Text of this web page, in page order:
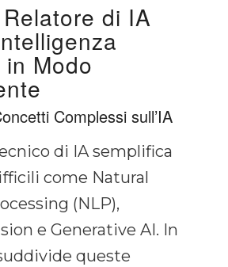
di IA
Modo
Complessi sull’IA
di IA semplifica
come Natural
(NLP),
e Generative AI. In
queste